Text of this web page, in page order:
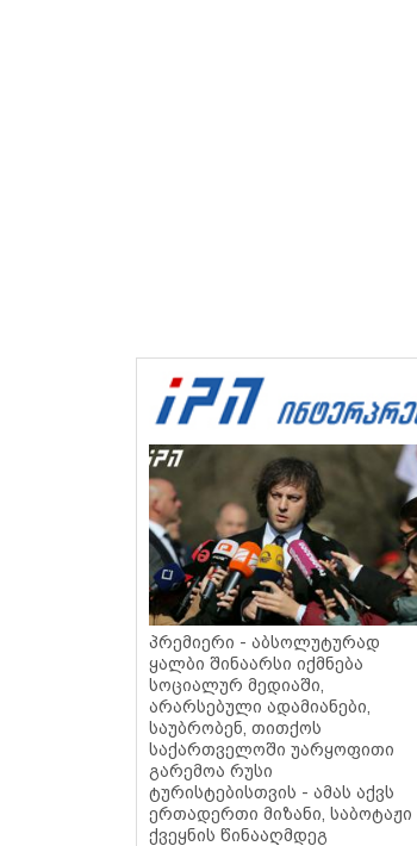
პრემიერი - აბსოლუტურად
ყალბი შინაარსი იქმნება
სოციალურ მედიაში,
არარსებული ადამიანები,
საუბრობენ, თითქოს
საქართველოში უარყოფითი
გარემოა რუსი
ტურისტებისთვის - ამას აქვს
ერთადერთი მიზანი, საბოტაჟი
ქვეყნის წინააღმდეგ